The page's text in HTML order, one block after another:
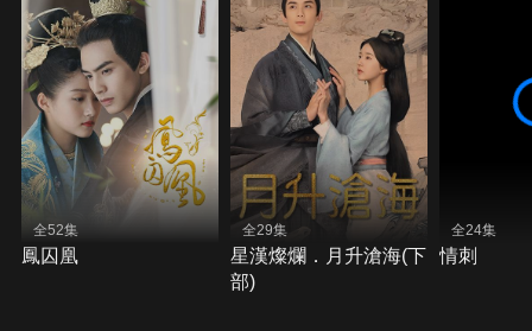
全52集
鳳囚凰
全29集
星漢燦爛．月升滄海(下
部)
全24集
情刺